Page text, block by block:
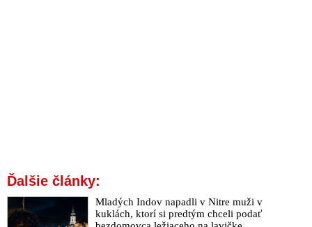
Ďalšie články:
Mladých Indov napadli v Nitre muži v
kuklách, ktorí si predtým chceli podať